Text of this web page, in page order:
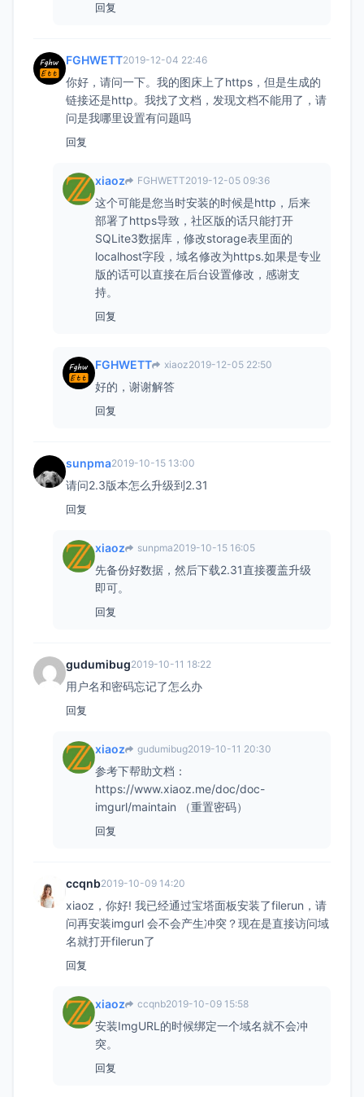
回复
FGHWETT2019-12-04 22:46
你好，请问一下。我的图床上了https，但是生成的
链接还是http。我找了文档，发现文档不能用了，请
问是我哪里设置有问题吗
回复
xiaoz FGHWETT2019-12-05 09:36
这个可能是您当时安装的时候是http，后来
部署了https导致，社区版的话只能打开
SQLite3数据库，修改storage表里面的
localhost字段，域名修改为https.如果是专业
版的话可以直接在后台设置修改，感谢支
持。
回复
FGHWETT xiaoz2019-12-05 22:50
好的，谢谢解答
回复
sunpma2019-10-15 13:00
请问2.3版本怎么升级到2.31
回复
xiaoz sunpma2019-10-15 16:05
先备份好数据，然后下载2.31直接覆盖升级
即可。
回复
gudumibug2019-10-11 18:22
用户名和密码忘记了怎么办
回复
xiaoz gudumibug2019-10-11 20:30
参考下帮助文档：
https://www.xiaoz.me/doc/doc-
imgurl/maintain （重置密码）
回复
ccqnb2019-10-09 14:20
xiaoz，你好! 我已经通过宝塔面板安装了filerun，请
问再安装imgurl 会不会产生冲突？现在是直接访问域
名就打开filerun了
回复
xiaoz ccqnb2019-10-09 15:58
安装ImgURL的时候绑定一个域名就不会冲
突。
回复